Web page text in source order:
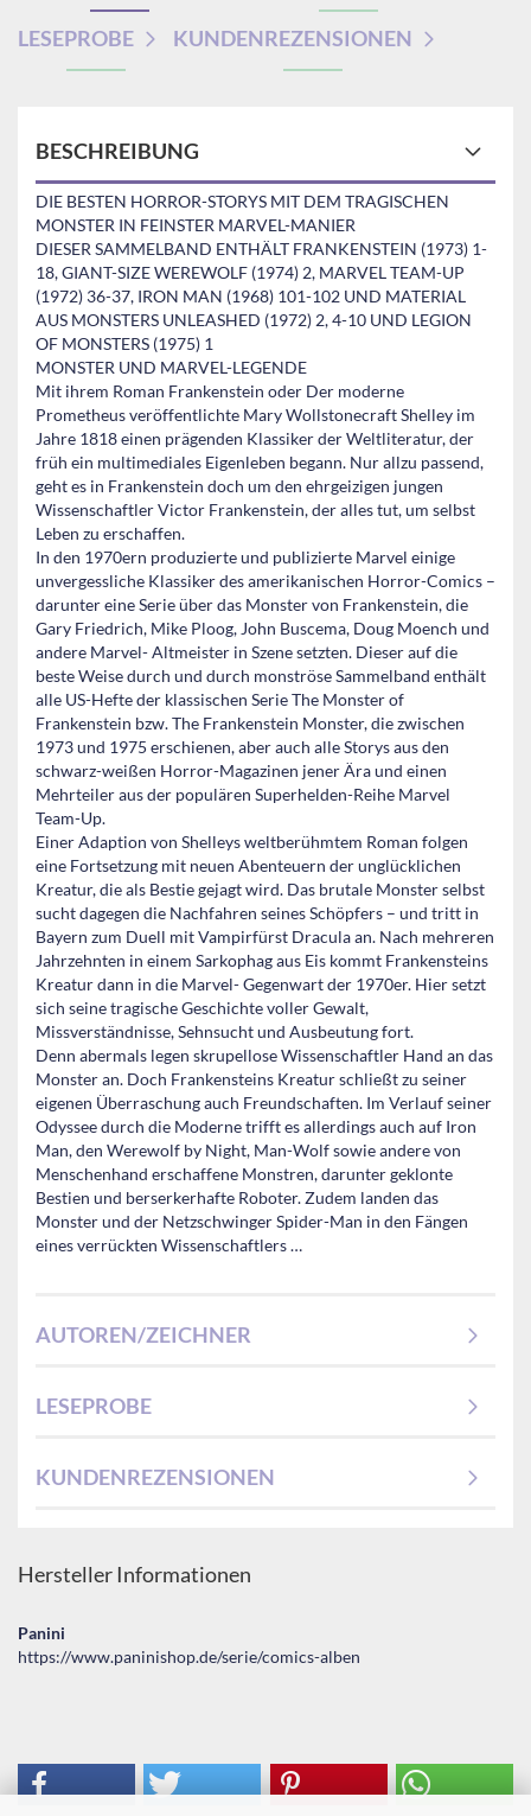
LESEPROBE KUNDENREZENSIONEN
BESCHREIBUNG
DIE BESTEN HORROR-STORYS MIT DEM TRAGISCHEN
MONSTER IN FEINSTER MARVEL-MANIER
DIESER SAMMELBAND ENTHÄLT FRANKENSTEIN (1973) 1-
18, GIANT-SIZE WEREWOLF (1974) 2, MARVEL TEAM-UP
(1972) 36-37, IRON MAN (1968) 101-102 UND MATERIAL
AUS MONSTERS UNLEASHED (1972) 2, 4-10 UND LEGION
OF MONSTERS (1975) 1
MONSTER UND MARVEL-LEGENDE
Mit ihrem Roman Frankenstein oder Der moderne
Prometheus veröffentlichte Mary Wollstonecraft Shelley im
Jahre 1818 einen prägenden Klassiker der Weltliteratur, der
früh ein multimediales Eigenleben begann. Nur allzu passend,
geht es in Frankenstein doch um den ehrgeizigen jungen
Wissenschaftler Victor Frankenstein, der alles tut, um selbst
Leben zu erschaffen.
In den 1970ern produzierte und publizierte Marvel einige
unvergessliche Klassiker des amerikanischen Horror-Comics –
darunter eine Serie über das Monster von Frankenstein, die
Gary Friedrich, Mike Ploog, John Buscema, Doug Moench und
andere Marvel- Altmeister in Szene setzten. Dieser auf die
beste Weise durch und durch monströse Sammelband enthält
alle US-Hefte der klassischen Serie The Monster of
Frankenstein bzw. The Frankenstein Monster, die zwischen
1973 und 1975 erschienen, aber auch alle Storys aus den
schwarz-weißen Horror-Magazinen jener Ära und einen
Mehrteiler aus der populären Superhelden-Reihe Marvel
Team-Up.
Einer Adaption von Shelleys weltberühmtem Roman folgen
eine Fortsetzung mit neuen Abenteuern der unglücklichen
Kreatur, die als Bestie gejagt wird. Das brutale Monster selbst
sucht dagegen die Nachfahren seines Schöpfers – und tritt in
Bayern zum Duell mit Vampirfürst Dracula an. Nach mehreren
Jahrzehnten in einem Sarkophag aus Eis kommt Frankensteins
Kreatur dann in die Marvel- Gegenwart der 1970er. Hier setzt
sich seine tragische Geschichte voller Gewalt,
Missverständnisse, Sehnsucht und Ausbeutung fort.
Denn abermals legen skrupellose Wissenschaftler Hand an das
Monster an. Doch Frankensteins Kreatur schließt zu seiner
eigenen Überraschung auch Freundschaften. Im Verlauf seiner
Odyssee durch die Moderne trifft es allerdings auch auf Iron
Man, den Werewolf by Night, Man-Wolf sowie andere von
Menschenhand erschaffene Monstren, darunter geklonte
Bestien und berserkerhafte Roboter. Zudem landen das
Monster und der Netzschwinger Spider-Man in den Fängen
eines verrückten Wissenschaftlers …
AUTOREN/ZEICHNER
LESEPROBE
KUNDENREZENSIONEN
Hersteller Informationen
Panini
https://www.paninishop.de/serie/comics-alben